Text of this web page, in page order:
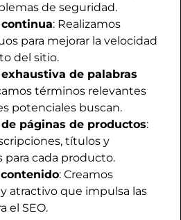
de seguridad.
: Realizamos
para mejorar la velocidad
del sitio.
de palabras
términos relevantes
potenciales buscan.
páginas de productos:
títulos y
cada producto.
: Creamos
atractivo que impulsa las
el SEO.